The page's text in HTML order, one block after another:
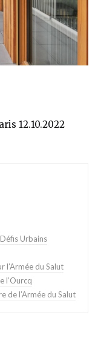
12.10.2022
Urbains
l’Armée du Salut
l’Ourcq
de l’Armée du Salut